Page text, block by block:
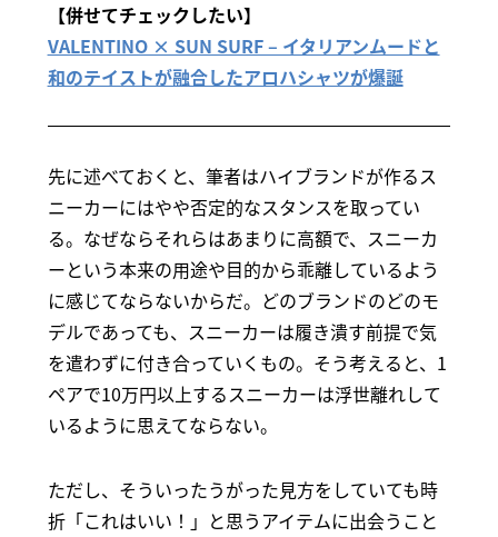
【併せてチェックしたい】
VALENTINO × SUN SURF – イタリアンムードと
和のテイストが融合したアロハシャツが爆誕
先に述べておくと、筆者はハイブランドが作るス
ニーカーにはやや否定的なスタンスを取ってい
る。なぜならそれらはあまりに高額で、スニーカ
ーという本来の用途や目的から乖離しているよう
に感じてならないからだ。どのブランドのどのモ
デルであっても、スニーカーは履き潰す前提で気
を遣わずに付き合っていくもの。そう考えると、1
ペアで10万円以上するスニーカーは浮世離れして
いるように思えてならない。
ただし、そういったうがった見方をしていても時
折「これはいい！」と思うアイテムに出会うこと